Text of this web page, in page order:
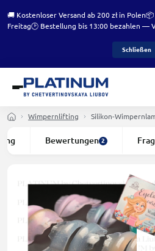
🚚 Kostenloser Versand ab 200 zł in Polen📦
Freitag🕑 Bestellung bis 13:00 bezahlen —
Schließen
Wimpernlifting Silikon-
Bewertungen 2